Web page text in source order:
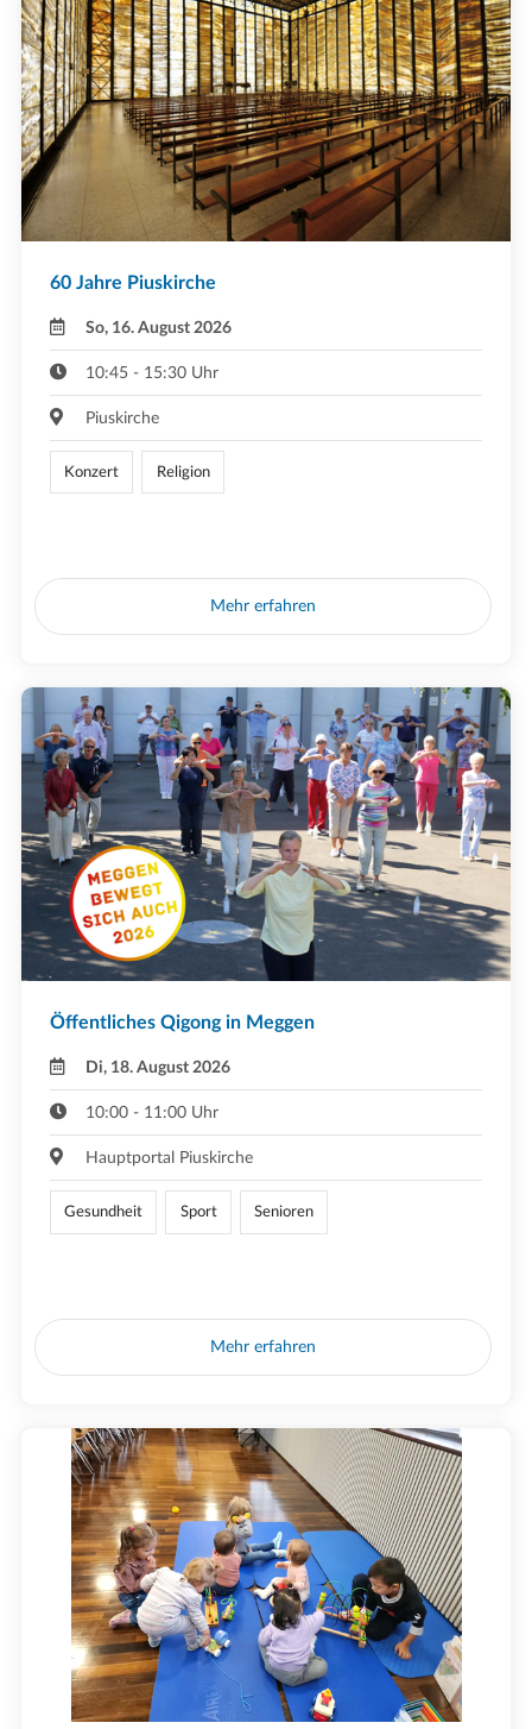
60 Jahre Piuskirche
So, 16. August 2026
10:45 - 15:30 Uhr
Piuskirche
Konzert Religion
Mehr erfahren
Öffentliches Qigong in Meggen
Di, 18. August 2026
10:00 - 11:00 Uhr
Hauptportal Piuskirche
Gesundheit Sport Senioren
Mehr erfahren